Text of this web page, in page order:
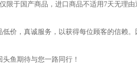
限于国产商品，进口商品不适用7天无理由
低价，真诚服务，以获得每位顾客的信赖
鱼期待与您一路同行！